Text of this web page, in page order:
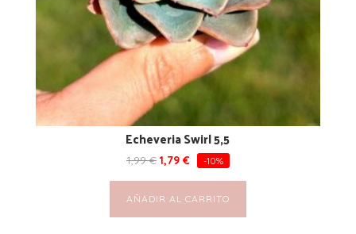
Echeveria Swirl 5,5
1,99€ 1,79 € -10%
AÑADIR AL CARRITO